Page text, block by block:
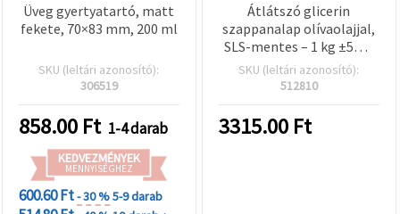
Üveg gyertyatartó, matt
fekete, 70×83 mm, 200 ml
SKU (leltári azonosító):
306519
858.00 Ft 1-4 darab
KEDVEZMÉNYEK
MENNYISÉGHEZ
600.60 Ft- 30 %5-9 darab
Átlátszó glicerin
szappanalap olívaolajjal,
SLS-mentes – 1 kg ±5% |
kézműves
szappankészítéshez
SKU (leltári azonosító):
512810
3315.00 Ft